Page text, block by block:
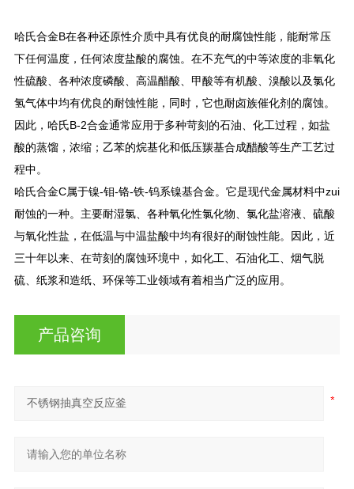
哈氏合金B在各种还原性介质中具有优良的耐腐蚀性能，能耐常压
下任何温度，任何浓度盐酸的腐蚀。在不充气的中等浓度的非氧化
性硫酸、各种浓度磷酸、高温醋酸、甲酸等有机酸、溴酸以及氯化
氢气体中均有优良的耐蚀性能，同时，它也耐卤族催化剂的腐蚀。
因此，哈氏B-2合金通常应用于多种苛刻的石油、化工过程，如盐
酸的蒸馏，浓缩；乙苯的烷基化和低压羰基合成醋酸等生产工艺过
程中。
哈氏合金C属于镍-钼-铬-铁-钨系镍基合金。它是现代金属材料中zui
耐蚀的一种。主要耐湿氯、各种氧化性氯化物、氯化盐溶液、硫酸
与氧化性盐，在低温与中温盐酸中均有很好的耐蚀性能。因此，近
三十年以来、在苛刻的腐蚀环境中，如化工、石油化工、烟气脱
硫、纸浆和造纸、环保等工业领域有着相当广泛的应用。
产品咨询